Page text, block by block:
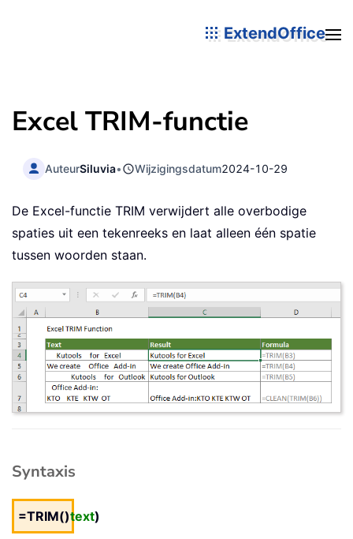
ExtendOffice
Excel TRIM-functie
AuteurSiluvia• Wijzigingsdatum2024-10-29
De Excel-functie TRIM verwijdert alle overbodige
spaties uit een tekenreeks en laat alleen één spatie
tussen woorden staan.
Syntaxis
=TRIM()text)